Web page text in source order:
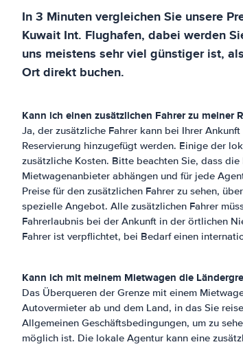
In 3 Minuten vergleichen Sie unsere
Kuwait Int. Flughafen, dabei werden
uns meistens sehr viel günstiger ist,
Ort direkt buchen.
Kann ich einen zusätzlichen Fahrer zu meiner
Ja, der zusätzliche Fahrer kann bei Ihrer
Reservierung hinzugefügt werden. Einige der
zusätzliche Kosten. Bitte beachten Sie, dass
Mietwagenanbieter abhängen und für jede
Preise für den zusätzlichen Fahrer zu sehen,
spezielle Angebot. Alle zusätzlichen Fahrer
Fahrerlaubnis bei der Ankunft in der örtlichen
Fahrer ist verpflichtet, bei Bedarf einen
Kann ich mit meinem Mietwagen die
Das Überqueren der Grenze mit einem
Autovermieter ab und dem Land, in das Sie
Allgemeinen Geschäftsbedingungen, um zu
möglich ist. Die lokale Agentur kann eine